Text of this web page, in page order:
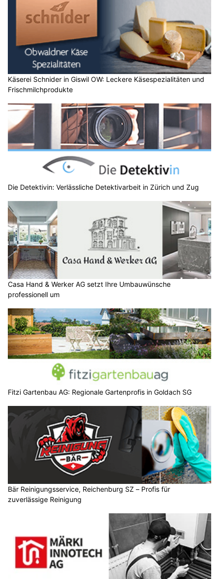
Käserei Schnider in Giswil OW: Leckere Käsespezialitäten und
Frischmilchprodukte
Die Detektivin: Verlässliche Detektivarbeit in Zürich und Zug
Casa Hand & Werker AG setzt Ihre Umbauwünsche
professionell um
Fitzi Gartenbau AG: Regionale Gartenprofis in Goldach SG
Bär Reinigungsservice, Reichenburg SZ – Profis für
zuverlässige Reinigung